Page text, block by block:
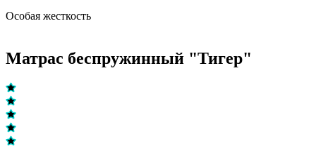
Особая жесткость
Матрас беспружинный "Тигер"